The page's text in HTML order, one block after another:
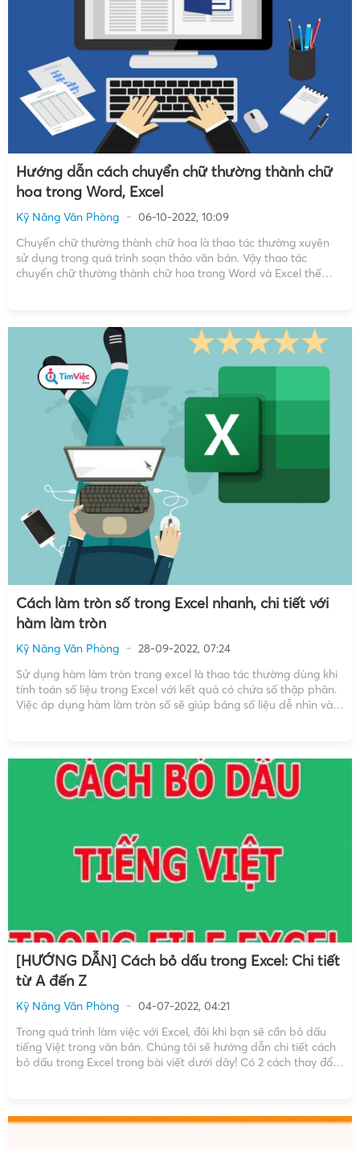
Hướng dẫn cách chuyển chữ thường thành chữ
hoa trong Word, Excel
Kỹ Năng Văn Phòng
06-10-2022, 10:09
Chuyển chữ thường thành chữ hoa là thao tác thường xuyên
sử dụng trong quá trình soạn thảo văn bản. Vậy thao tác
chuyển chữ thường thành chữ hoa trong Word và Excel thế
Cách làm tròn số trong Excel nhanh, chi tiết với
hàm làm tròn
Kỹ Năng Văn Phòng
28-09-2022, 07:24
Sử dụng hàm làm tròn trong excel là thao tác thường dùng khi
tính toán số liệu trong Excel với kết quả có chứa số thập phân.
Việc áp dụng hàm làm tròn số sẽ giúp bảng số liệu dễ nhìn và
[HƯỚNG DẪN] Cách bỏ dấu trong Excel: Chi tiết
từ A đến Z
Kỹ Năng Văn Phòng
04-07-2022, 04:21
Trong quá trình làm việc với Excel, đôi khi bạn sẽ cần bỏ dấu
tiếng Việt trong văn bản. Chúng tôi sẽ hướng dẫn chi tiết cách
bỏ dấu trong Excel trong bài viết dưới dây! Có 2 cách thay đổi